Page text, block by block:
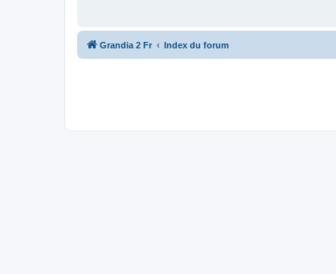
Grandia 2 Fr Index du forum